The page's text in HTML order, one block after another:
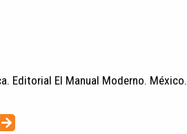
Editorial El Manual Moderno. México.